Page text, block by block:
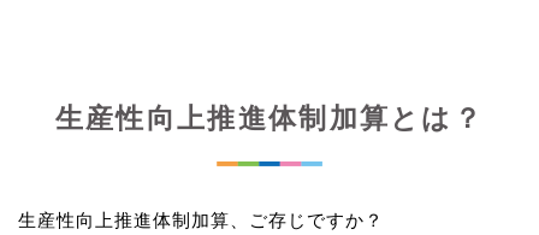
生産性向上推進体制加算とは？
生産性向上推進体制加算、ご存じですか？